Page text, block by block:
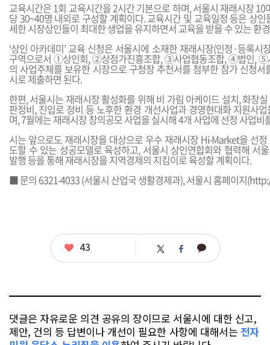
교육시간은 1회 교육시간을 2시간 기본으로 하며, 서울시 재래시장
당 30~40명 내외로 구성할 계획이다. 교육시간 및 교육일정 등은 상
세한 시장상인들이 최대한 생업을 유지하면서 교육을 받을 수 있는 환
‘상인 아카데미’ 교육 신청은 서울시에 소재한 재래시장(인정·등록시
구역으로서 ①상인회, ②상점가진흥조합, ③사업협동조합, ④법인, ⑤
의 사업주체를 보유한 시장으로 구청장 추천서를 첨부한 참가 신청
시로 제출하면 된다.
한편, 서울시는 재래시장 활성화를 위해 비 가림 아케이드 설치, 화장
판정비, 진입로 정비 등 노후한 환경 개선사업과 경영현대화 지원사
며, 7월에는 재래시장 창의공모 사업을 실시해 4개 사업에 선정 사업비
시는 앞으로도 재래시장을 대상으로 우수 재래시장 Hi-Market을 선
도할 수 있는 성공모델로 육성하고, 서울시 상인연합회와 협력해 서
발행 등을 통해 재래시장을 지역경제의 지킴이로 육성할 계획이다.
■ 문의 6321-4033 (서울시 산업국 생활경제과), 서울시 홈페이지(
좋
43 트 페 카
댓글은 자유로운 의견 공유의 장이므로 서울시에 대한 신고,
제안, 건의 등 답변이나 개선이 필요한 사항에 대해서는 전자